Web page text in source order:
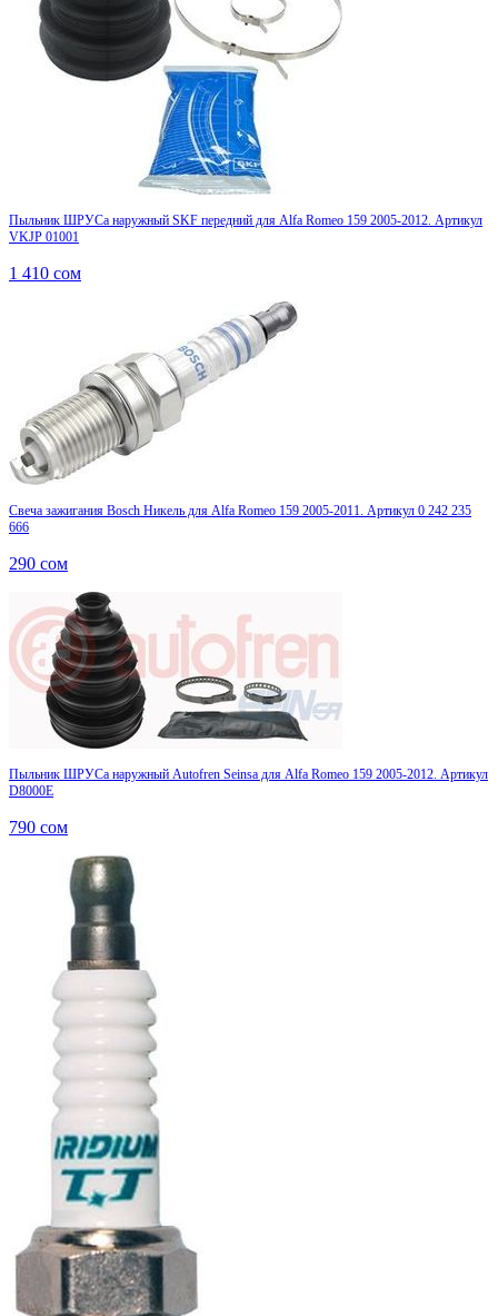
Пыльник ШРУСа наружный SKF передний для Alfa Romeo 159 2005-2012. Артикул
VKJP 01001
1 410 сом
Свеча зажигания Bosch Никель для Alfa Romeo 159 2005-2011. Артикул 0 242 235
666
290 сом
Пыльник ШРУСа наружный Autofren Seinsa для Alfa Romeo 159 2005-2012. Артикул
D8000E
790 сом